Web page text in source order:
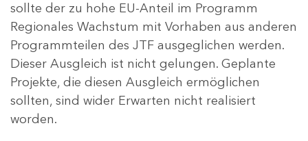
sollte der zu hohe EU-Anteil im Programm
Regionales Wachstum mit Vorhaben aus anderen
Programmteilen des JTF ausgeglichen werden.
Dieser Ausgleich ist nicht gelungen. Geplante
Projekte, die diesen Ausgleich ermöglichen
sollten, sind wider Erwarten nicht realisiert
worden.